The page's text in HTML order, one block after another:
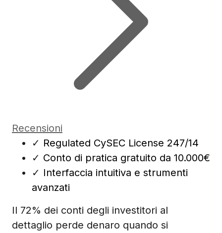
Recensioni
✓ Regulated CySEC License 247/14
✓ Conto di pratica gratuito da 10.000€
✓ Interfaccia intuitiva e strumenti
avanzati
Il 72% dei conti degli investitori al
dettaglio perde denaro quando si